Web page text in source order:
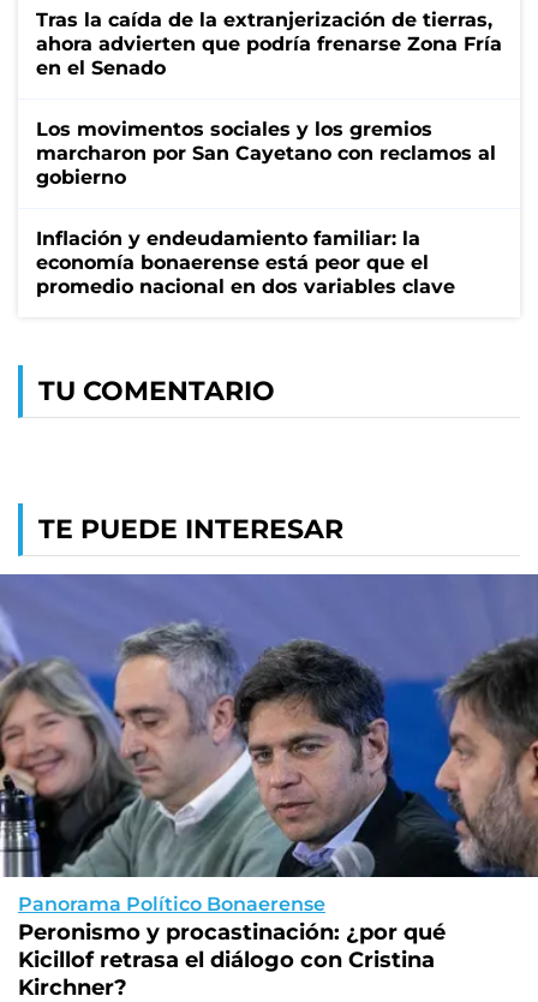
Tras la caída de la extranjerización de tierras,
ahora advierten que podría frenarse Zona Fría
en el Senado
Los movimentos sociales y los gremios
marcharon por San Cayetano con reclamos al
gobierno
Inflación y endeudamiento familiar: la
economía bonaerense está peor que el
promedio nacional en dos variables clave
TU COMENTARIO
TE PUEDE INTERESAR
Panorama Político Bonaerense
Peronismo y procastinación: ¿por qué
Kicillof retrasa el diálogo con Cristina
Kirchner?